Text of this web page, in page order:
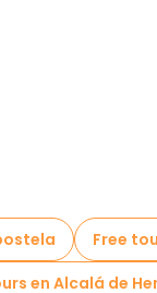
Free
en Alcalá de